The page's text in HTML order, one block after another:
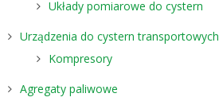
Układy pomiarowe do cystern
Urządzenia do cystern transportowych
Kompresory
Agregaty paliwowe